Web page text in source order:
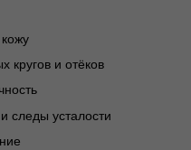
кругов и отёков
усталости